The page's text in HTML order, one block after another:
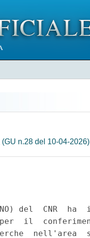
(GU n.28 del 10-04-2026)